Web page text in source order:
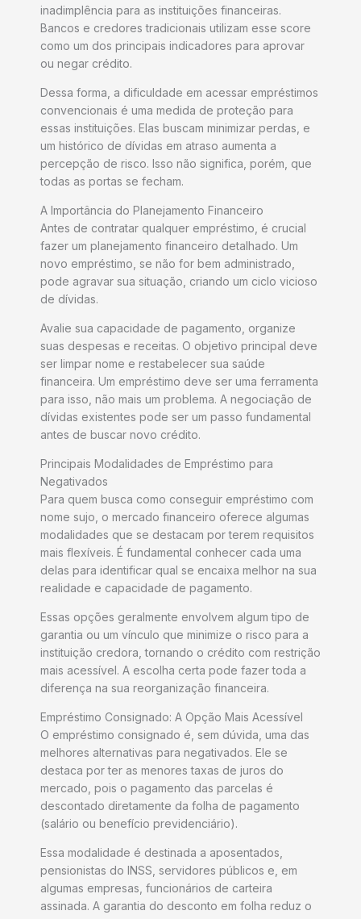
inadimplência para as instituições financeiras.
Bancos e credores tradicionais utilizam esse score
como um dos principais indicadores para aprovar
ou negar crédito.
Dessa forma, a dificuldade em acessar empréstimos
convencionais é uma medida de proteção para
essas instituições. Elas buscam minimizar perdas, e
um histórico de dívidas em atraso aumenta a
percepção de risco. Isso não significa, porém, que
todas as portas se fecham.
A Importância do Planejamento Financeiro
Antes de contratar qualquer empréstimo, é crucial
fazer um planejamento financeiro detalhado. Um
novo empréstimo, se não for bem administrado,
pode agravar sua situação, criando um ciclo vicioso
de dívidas.
Avalie sua capacidade de pagamento, organize
suas despesas e receitas. O objetivo principal deve
ser limpar nome e restabelecer sua saúde
financeira. Um empréstimo deve ser uma ferramenta
para isso, não mais um problema. A negociação de
dívidas existentes pode ser um passo fundamental
antes de buscar novo crédito.
Principais Modalidades de Empréstimo para
Negativados
Para quem busca como conseguir empréstimo com
nome sujo, o mercado financeiro oferece algumas
modalidades que se destacam por terem requisitos
mais flexíveis. É fundamental conhecer cada uma
delas para identificar qual se encaixa melhor na sua
realidade e capacidade de pagamento.
Essas opções geralmente envolvem algum tipo de
garantia ou um vínculo que minimize o risco para a
instituição credora, tornando o crédito com restrição
mais acessível. A escolha certa pode fazer toda a
diferença na sua reorganização financeira.
Empréstimo Consignado: A Opção Mais Acessível
O empréstimo consignado é, sem dúvida, uma das
melhores alternativas para negativados. Ele se
destaca por ter as menores taxas de juros do
mercado, pois o pagamento das parcelas é
descontado diretamente da folha de pagamento
(salário ou benefício previdenciário).
Essa modalidade é destinada a aposentados,
pensionistas do INSS, servidores públicos e, em
algumas empresas, funcionários de carteira
assinada. A garantia do desconto em folha reduz o